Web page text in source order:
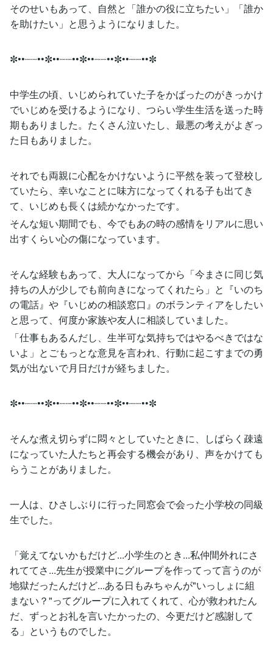
そのせいもあって、自然と「誰かの役に立ちたい」「誰か
を助けたい」と思うようになりました。
✼••┈┈••✼••┈┈••✼••┈┈••✼••┈┈••✼
中学生の頃、いじめられていた子をかばったのがきっかけ
でいじめを受けるようになり、つらい学生生活を送った時
期もありました。たくさん泣いたし、最悪の考えがよぎっ
た日もありました。
それでも両親に心配をかけないように平然を装って登校し
ていたら、幸いなことに味方になってくれる子も出てき
て、いじめも長くは続かなかったです。
そんな短い期間でも、今でもあの時の感情をリアルに思い
出すくらい心の傷になっています。
そんな経験もあって、大人になってから「今まさに同じ気
持ちの人が少しでも前向きになってくれたら」と『いのち
の電話』や『いじめの相談窓口』のボランティアをしたい
と思って、何度か家族や友人に相談していました。
「仕事もあるんだし、生半可な気持ちではやるべきではな
いよ」とごもっとな意見を言われ、行動に起こすまでの勇
気が出ないで月日だけが経ちました。
✼••┈┈••✼••┈┈••✼••┈┈••✼••┈┈••✼
そんな煮え切らずに悶々としていたときに、しばらく疎遠
になっていた人たちと再会する機会があり、声をかけても
らうことがありました。
一人は、ひさしぶりに行った同窓会で会った小学校の同級
生でした。
「覚えてないかもだけど...小学生のとき...私仲間外れにさ
れててさ...先生が授業中にグループを作ってって言うのが
地獄だったんだけど...ある日もみちゃんが"いっしょに組
まない？"ってグループに入れてくれて、心が救われたん
だ、ずっとお礼を言いたかったの、今更だけど感謝して
る」というものでした。